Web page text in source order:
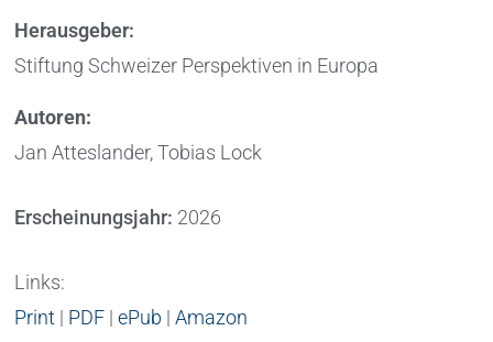
Herausgeber:
Stiftung Schweizer Perspektiven in Europa
Autoren:
Jan Atteslander, Tobias Lock
Erscheinungsjahr: 2026
Links:
Print | PDF |ePub |Amazon